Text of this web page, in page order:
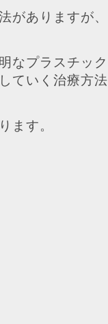
がありますが、
なプラスチック
ていく治療方法
ます。